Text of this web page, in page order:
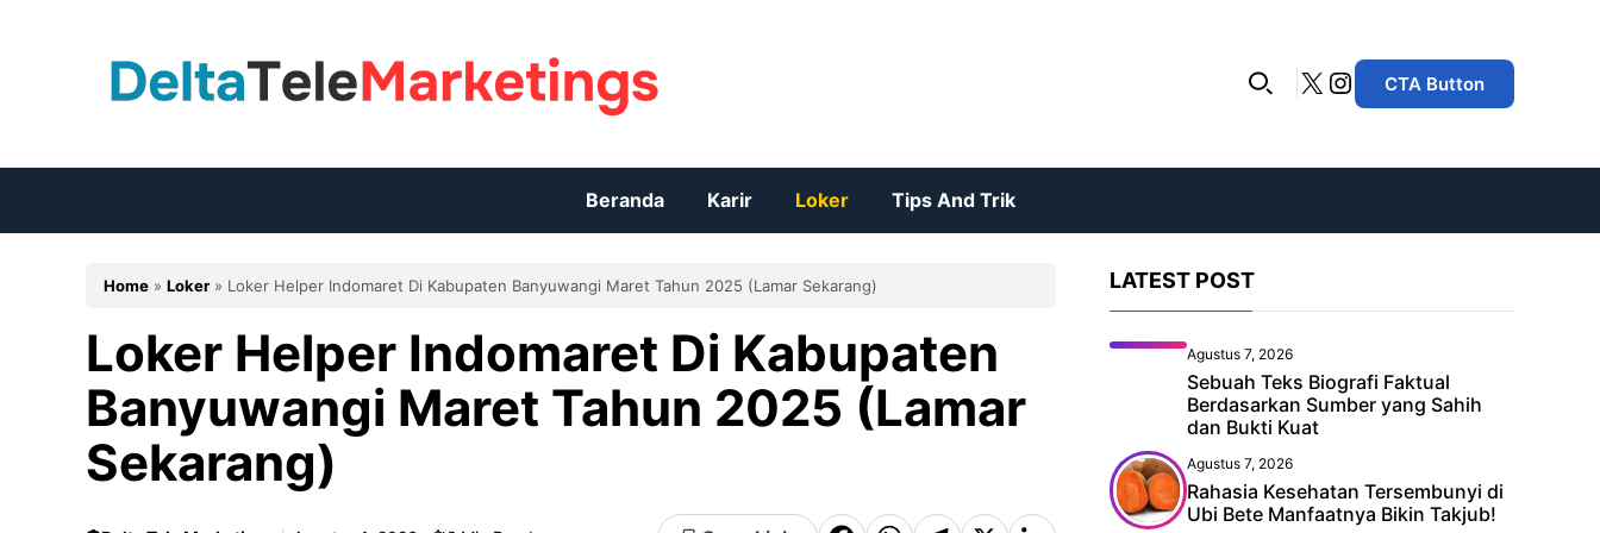
X Instagram
CTA Button
Beranda Karir Loker Tips And Trik
Home » Loker » Loker Helper Indomaret Di Kabupaten Banyuwangi Maret Tahun 2025 (Lamar Sekarang)
Loker Helper Indomaret Di Kabupaten
Banyuwangi Maret Tahun 2025 (Lamar
Sekarang)
LATEST POST
Agustus 7, 2026
Sebuah Teks Biografi Faktual
Berdasarkan Sumber yang Sahih
dan Bukti Kuat
Agustus 7, 2026
Rahasia Kesehatan Tersembunyi di
Ubi Bete Manfaatnya Bikin Takjub!